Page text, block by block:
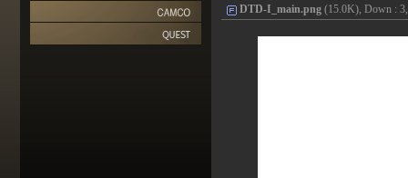
DTD-I_main.png (15.0K), Down :